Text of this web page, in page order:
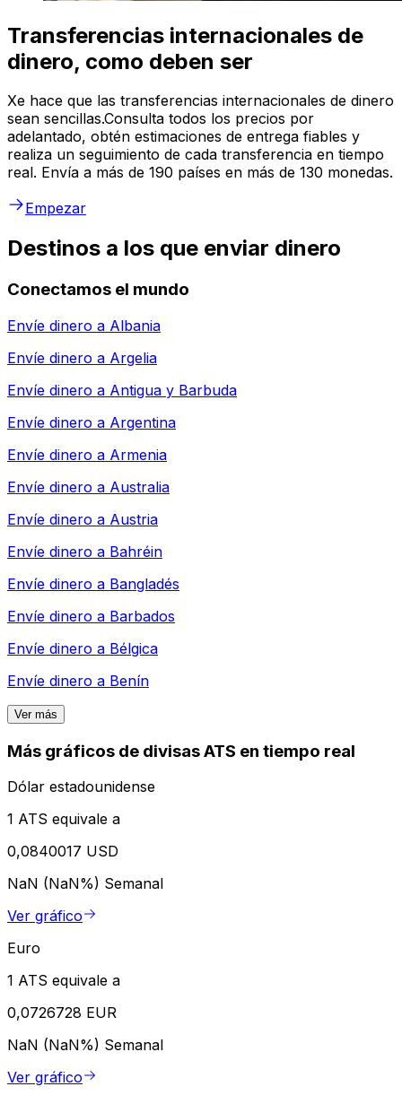
Transferencias internacionales de
dinero, como deben ser
Xe hace que las transferencias internacionales de dinero
sean sencillas.Consulta todos los precios por
adelantado, obtén estimaciones de entrega fiables y
realiza un seguimiento de cada transferencia en tiempo
real. Envía a más de 190 países en más de 130 monedas.
Empezar
Destinos a los que enviar dinero
Conectamos el mundo
Envíe dinero a Albania
Envíe dinero a Argelia
Envíe dinero a Antigua y Barbuda
Envíe dinero a Argentina
Envíe dinero a Armenia
Envíe dinero a Australia
Envíe dinero a Austria
Envíe dinero a Bahréin
Envíe dinero a Bangladés
Envíe dinero a Barbados
Envíe dinero a Bélgica
Envíe dinero a Benín
Ver más
Más gráficos de divisas ATS en tiempo real
Dólar estadounidense
1 ATS equivale a
0,0840017 USD
NaN (NaN%) Semanal
Ver gráfico
Euro
1 ATS equivale a
0,0726728 EUR
NaN (NaN%) Semanal
Ver gráfico